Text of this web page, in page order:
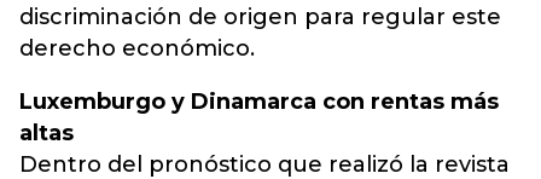
discriminación de origen para regular este
derecho económico.
Luxemburgo y Dinamarca con rentas más
altas
Dentro del pronóstico que realizó la revista